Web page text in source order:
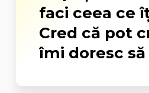
faci ceea ce
Cred că pot
îmi doresc să